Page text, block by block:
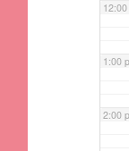
1:00
2:00